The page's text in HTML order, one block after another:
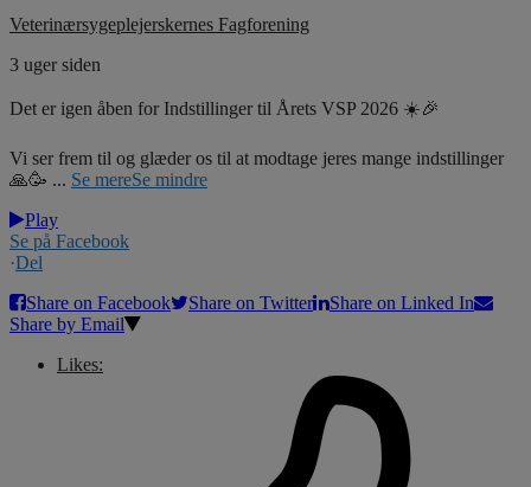
Veterinærsygeplejerskernes Fagforening
3 uger siden
Det er igen åben for Indstillinger til Årets VSP 2026 ☀️🎉
Vi ser frem til og glæder os til at modtage jeres mange indstillinger
🙏🥳 ... Se mereSe mindre
Play
Se på Facebook
·Del
Share on Facebook
Share on Twitter
Share on Linked In
Share by Email
Likes: